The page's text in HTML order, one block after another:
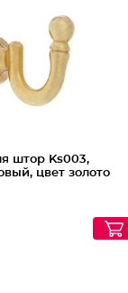
штор Ks003,
цвет золото